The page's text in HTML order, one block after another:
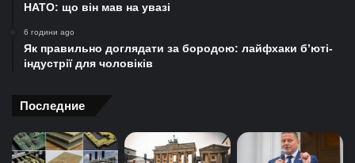
НАТО: що він мав на увазі
6 години ago
Як правильно доглядати за бородою: лайфхаки б’юті-
індустрії для чоловіків
Последние